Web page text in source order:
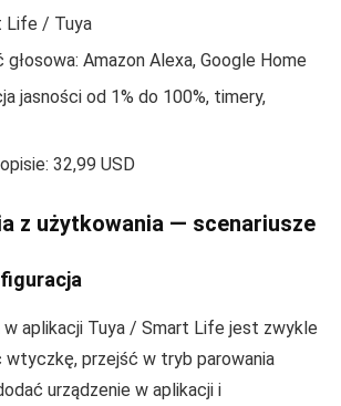
Life / Tuya
Amazon Alexa, Google Home
jasności od 1% do 100%, timery,
32,99 USD
z użytkowania — scenariusze
w aplikacji Tuya / Smart Life jest zwykle
wtyczkę, przejść w tryb parowania
urządzenie w aplikacji i